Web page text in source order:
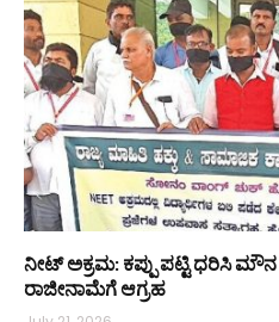
ನೀಟ್ ಅಕ್ರಮ: ಕಪ್ಪು ಪಟ್ಟಿ ಧರಿಸಿ ಮೌನ
ರಾಜೀನಾಮೆಗೆ ಆಗ್ರಹ